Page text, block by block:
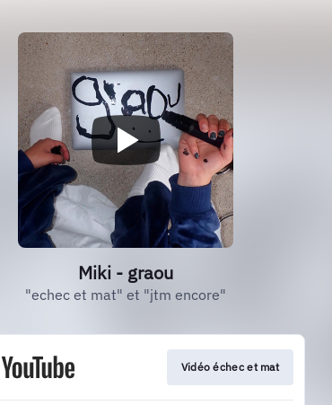
Miki - graou
"echec et mat" et "jtm encore"
Vidéo échec et mat